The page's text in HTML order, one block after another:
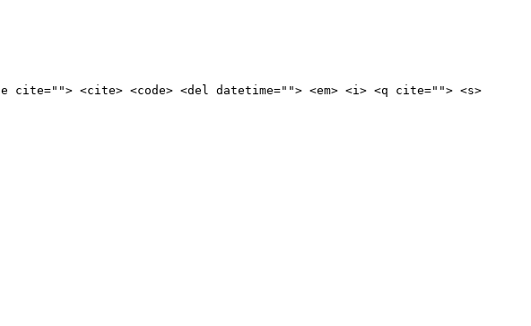
<cite> <code> <del datetime=""> <em> <i> <q cite=""> <s>